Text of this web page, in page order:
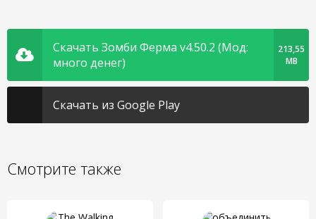
Скачать Зомби Ферма v4.50.2 (Мод:
много денег)
213,55
MB
Скачать из Google Play
Смотрите также